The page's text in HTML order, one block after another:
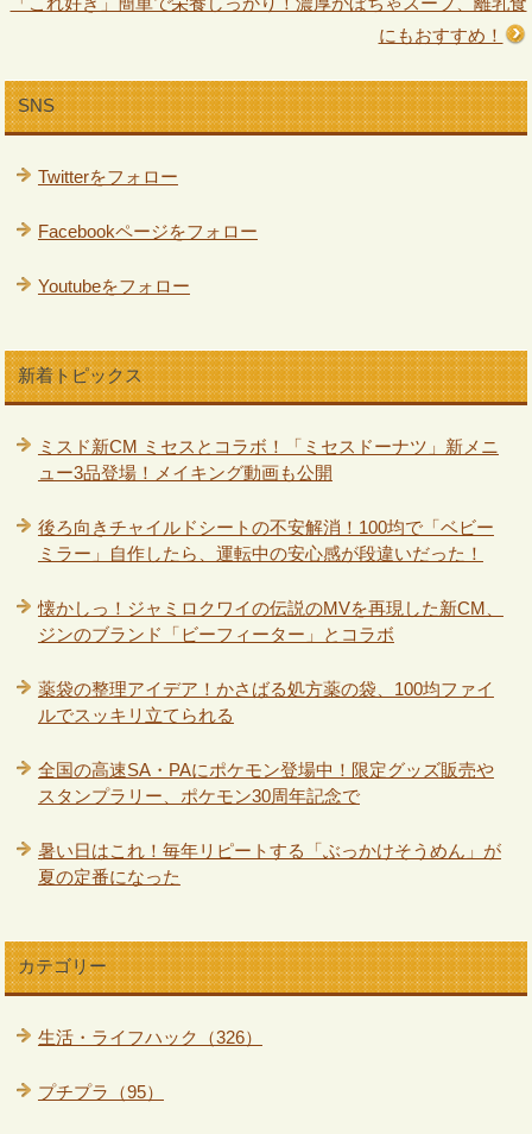
にもおすすめ！
SNS
Twitterをフォロー
Facebookページをフォロー
Youtubeをフォロー
新着トピックス
ミスド新CM ミセスとコラボ！「ミセスドーナツ」新メニ
ュー3品登場！メイキング動画も公開
後ろ向きチャイルドシートの不安解消！100均で「ベビー
ミラー」自作したら、運転中の安心感が段違いだった！
懐かしっ！ジャミロクワイの伝説のMVを再現した新CM、
ジンのブランド「ビーフィーター」とコラボ
薬袋の整理アイデア！かさばる処方薬の袋、100均ファイ
ルでスッキリ立てられる
全国の高速SA・PAにポケモン登場中！限定グッズ販売や
スタンプラリー、ポケモン30周年記念で
暑い日はこれ！毎年リピートする「ぶっかけそうめん」が
夏の定番になった
カテゴリー
生活・ライフハック（326）
プチプラ（95）